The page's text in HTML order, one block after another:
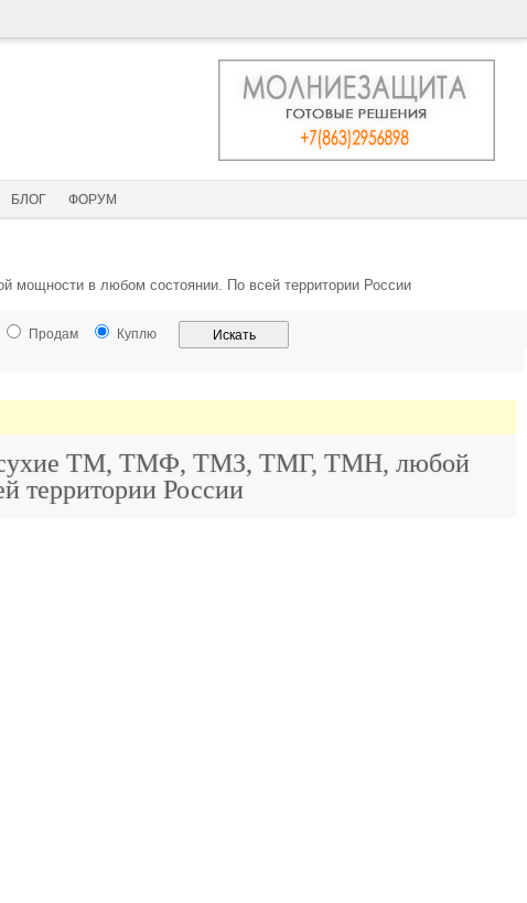
БЛОГ ФОРУМ
в любом состоянии. По всей территории России
Продам
Куплю
сухие ТМ, ТМФ, ТМЗ, ТМГ, ТМН, любой
территории России